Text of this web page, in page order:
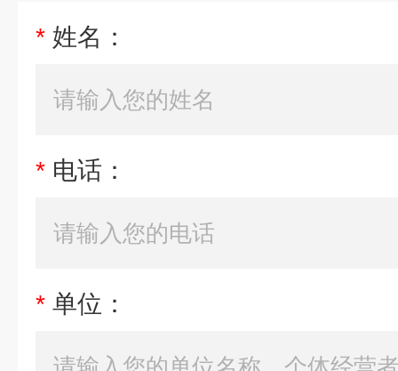
* 姓名：
* 电话：
* 单位：